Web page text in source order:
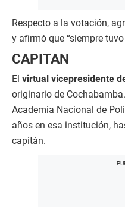
Respecto a la votación,
y afirmó que “siempre
CAPITAN
El virtual vicepresidente
originario de
Academia Nacional de
años en esa institución,
capitán.